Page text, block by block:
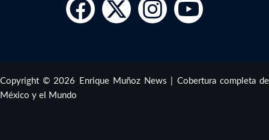
Copyright © 2026 Enrique Muñoz News | Cobertura completa de
México y el Mundo